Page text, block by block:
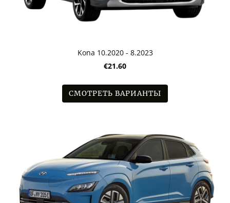
Kona 10.2020 - 8.2023
€21.60
СМОТРЕТЬ ВАРИАНТЫ